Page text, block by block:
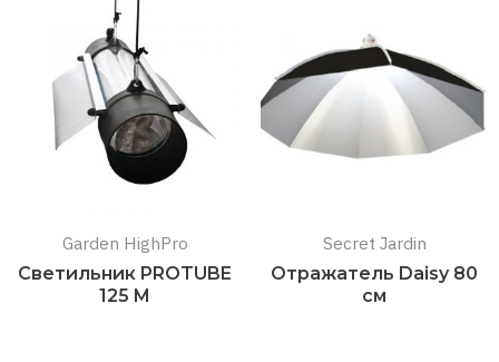
Garden HighPro
Светильник PROTUBE
125 M
Secret Jardin
Отражатель Daisy 80
см